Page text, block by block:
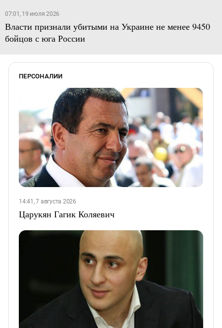
07:01, 19 июля 2026
Власти признали убитыми на Украине не менее 9450
бойцов с юга России
ПЕРСОНАЛИИ
14:41, 7 августа 2026
Царукян Гагик Коляевич